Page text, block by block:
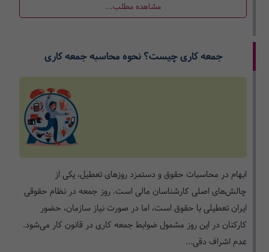
مشاهده مطلب...
جمعه کاری چیست؟ نحوه محاسبه جمعه کاری
ابهام در محاسبات حقوق و دستمزد روزهای تعطیل، یکی از
چالش‌های اصلی کارشناسان مالی است. روز جمعه در نظام حقوقی
ایران تعطیلی با حقوق است، اما در صورت نیاز سازمان، حضور
کارکنان در این روز مشمول ضوابط جمعه کاری در قانون کار می‌شود.
عدم اشراف دقی...